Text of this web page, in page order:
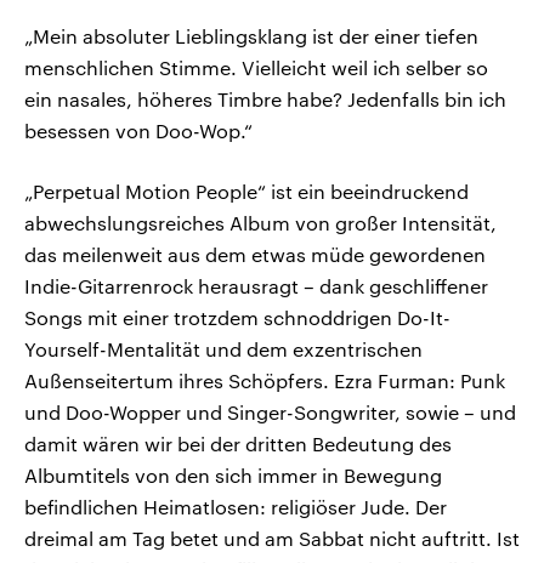
„Mein absoluter Lieblingsklang ist der einer tiefen
menschlichen Stimme. Vielleicht weil ich selber so
ein nasales, höheres Timbre habe? Jedenfalls bin ich
besessen von Doo-Wop.“
„Perpetual Motion People“ ist ein beeindruckend
abwechslungsreiches Album von großer Intensität,
das meilenweit aus dem etwas müde gewordenen
Indie-Gitarrenrock herausragt – dank geschliffener
Songs mit einer trotzdem schnoddrigen Do-It-
Yourself-Mentalität und dem exzentrischen
Außenseitertum ihres Schöpfers. Ezra Furman: Punk
und Doo-Wopper und Singer-Songwriter, sowie – und
damit wären wir bei der dritten Bedeutung des
Albumtitels von den sich immer in Bewegung
befindlichen Heimatlosen: religiöser Jude. Der
dreimal am Tag betet und am Sabbat nicht auftritt. Ist